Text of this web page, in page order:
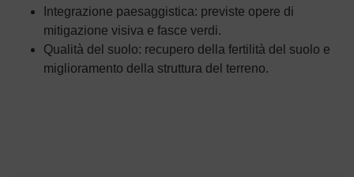
Integrazione paesaggistica: previste opere di
mitigazione visiva e fasce verdi.
Qualità del suolo: recupero della fertilità del suolo e
miglioramento della struttura del terreno.